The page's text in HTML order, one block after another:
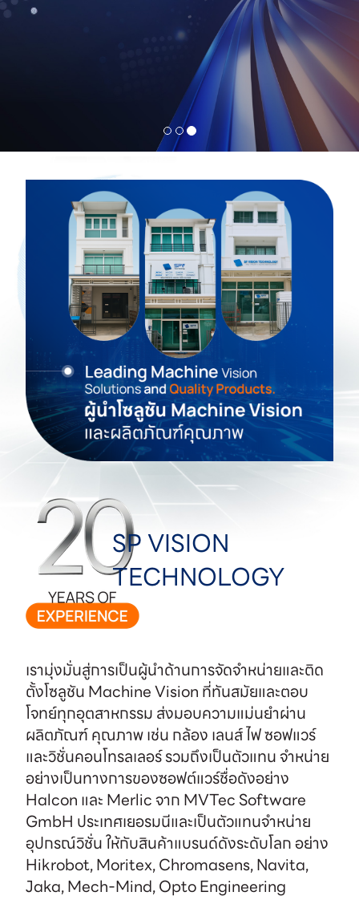
SP VISION
TECHNOLOGY
เรามุ่งมั่นสู่การเป็นผู้นำด้านการจัดจำหน่ายและติด
ตั้งโซลูชัน Machine Vision ที่ทันสมัยและตอบ
โจทย์ทุกอุตสาหกรรม ส่งมอบความแม่นยำผ่าน
ผลิตภัณฑ์ คุณภาพ เช่น กล้อง เลนส์ ไฟ ซอฟแวร์
และวิชั่นคอนโทรลเลอร์ รวมถึงเป็นตัวแทน จำหน่าย
อย่างเป็นทางการของซอฟต์แวร์ชื่อดังอย่าง
Halcon และ Merlic จาก MVTec Software
GmbH ประเทศเยอรมนีและเป็นตัวแทนจำหน่าย
อุปกรณ์วิชั่น ให้กับสินค้าแบรนด์ดังระดับโลก อย่าง
Hikrobot, Moritex, Chromasens, Navita,
Jaka, Mech-Mind, Opto Engineering